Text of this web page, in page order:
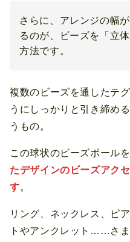
さらに、アレンジの幅
るのが、ビーズを「立
方法です。
複数のビーズを通したテ
うにしっかりと引き締め
うもの。
この球状のビーズボール
たデザインのビーズアク
す。
リング、ネックレス、ピ
トやアンクレット……さ